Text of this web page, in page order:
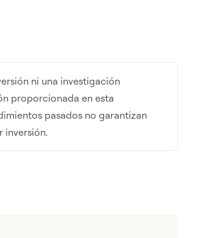
ni una investigación
proporcionada en esta
pasados no garantizan
inversión.